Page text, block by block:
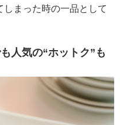
まった時の一品として
人気の“ホットク”も